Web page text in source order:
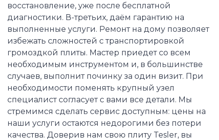
восстановление, уже после бесплатной
диагностики. В-третьих, даём гарантию на
выполненные услуги. Ремонт на дому позволяет
избежать сложностей с транспортировкой
громоздкой плиты. Мастер приедет со всем
необходимым инструментом и, в большинстве
случаев, выполнит починку за один визит. При
необходимости поменять крупный узел
специалист согласует с вами все детали. Мы
стремимся сделать сервис доступным: цены на
наши услуги остаются недорогими без потери
качества. Доверив нам свою плиту Tesler, вы